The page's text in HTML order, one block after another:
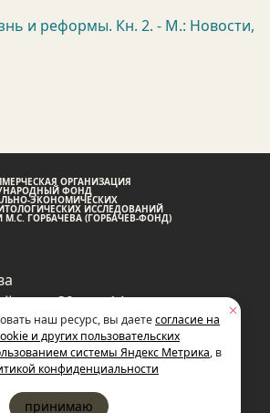
и реформы. Кн. 2. - М.: Новости,
ОРГАНИЗАЦИЯ
ФОНД
ЭКОНОМИЧЕСКИХ
ИССЛЕДОВАНИЙ
М.С. ГОРБАЧЕВА (ГОРБАЧЕВ-ФОНД)
пр-кт 39, стр 14
наш ресурс, вы даетесогласие на
и других пользовательских
системы Яндекс Метрика, в
конфиденциальности
принимаю